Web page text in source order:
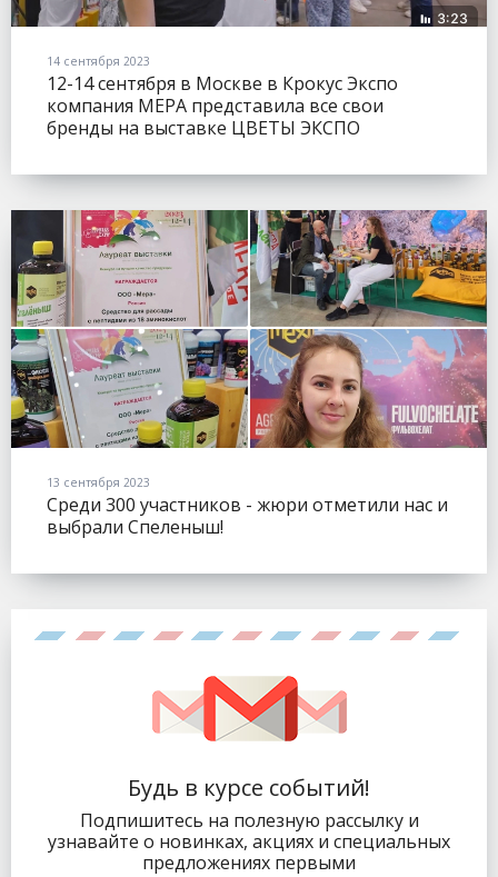
14 сентября 2023
12-14 сентября в Москве в Крокус Экспо
компания МЕРА представила все свои
бренды на выставке ЦВЕТЫ ЭКСПО
13 сентября 2023
Среди 300 участников - жюри отметили нас и
выбрали Спеленыш!
Будь в курсе событий!
Подпишитесь на полезную рассылку и
узнавайте о новинках, акциях и специальных
предложениях первыми